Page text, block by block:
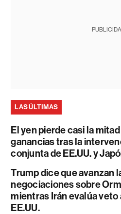
LAS ÚLTIMAS
El yen pierde casi la
ganancias tras la
conjunta de EE.UU. y
Trump dice que avanzan
negociaciones sobre
mientras Irán evalúa veto
EE.UU.